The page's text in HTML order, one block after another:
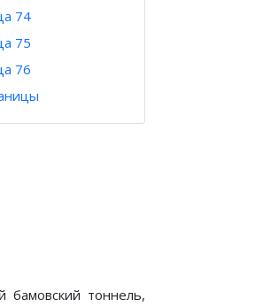
74
75
76
тоннель,